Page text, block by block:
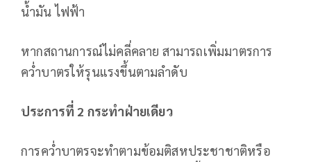
น้ำมัน ไฟฟ้า
หากสถานการณ์ไม่คลี่คลาย สามารถเพิ่มมาตรการ
คว่ำบาตรให้รุนแรงขึ้นตามลำดับ
ประการที่ 2 กระทำฝ่ายเดียว
การคว่ำบาตรจะทำตามข้อมติสหประชาชาติหรือ